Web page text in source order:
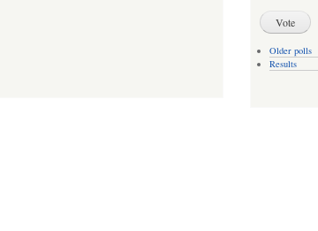
Older polls
Results